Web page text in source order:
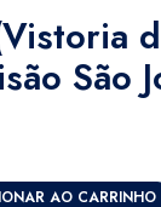
São
AO CARRINHO